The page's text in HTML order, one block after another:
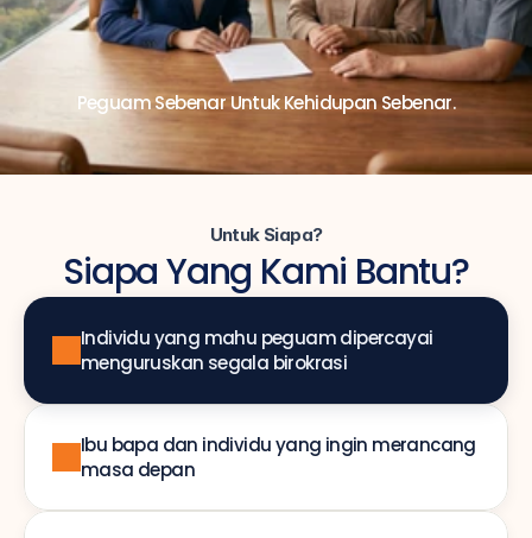
Peguam Sebenar Untuk Kehidupan Sebenar.
Untuk Siapa?
Siapa Yang Kami Bantu?
Ibu bapa dan individu yang ingin merancang
masa depan
Individu yang mahu peguam dipercayai
menguruskan segala birokrasi